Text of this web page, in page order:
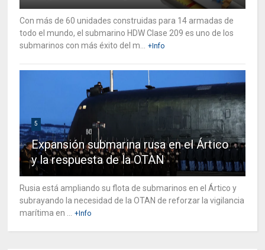
Con más de 60 unidades construidas para 14 armadas de
todo el mundo, el submarino HDW Clase 209 es uno de los
submarinos con más éxito del m...
+Info
5
Expansión submarina rusa en el Ártico
y la respuesta de la OTAN
Rusia está ampliando su flota de submarinos en el Ártico y
subrayando la necesidad de la OTAN de reforzar la vigilancia
marítima en ...
+Info